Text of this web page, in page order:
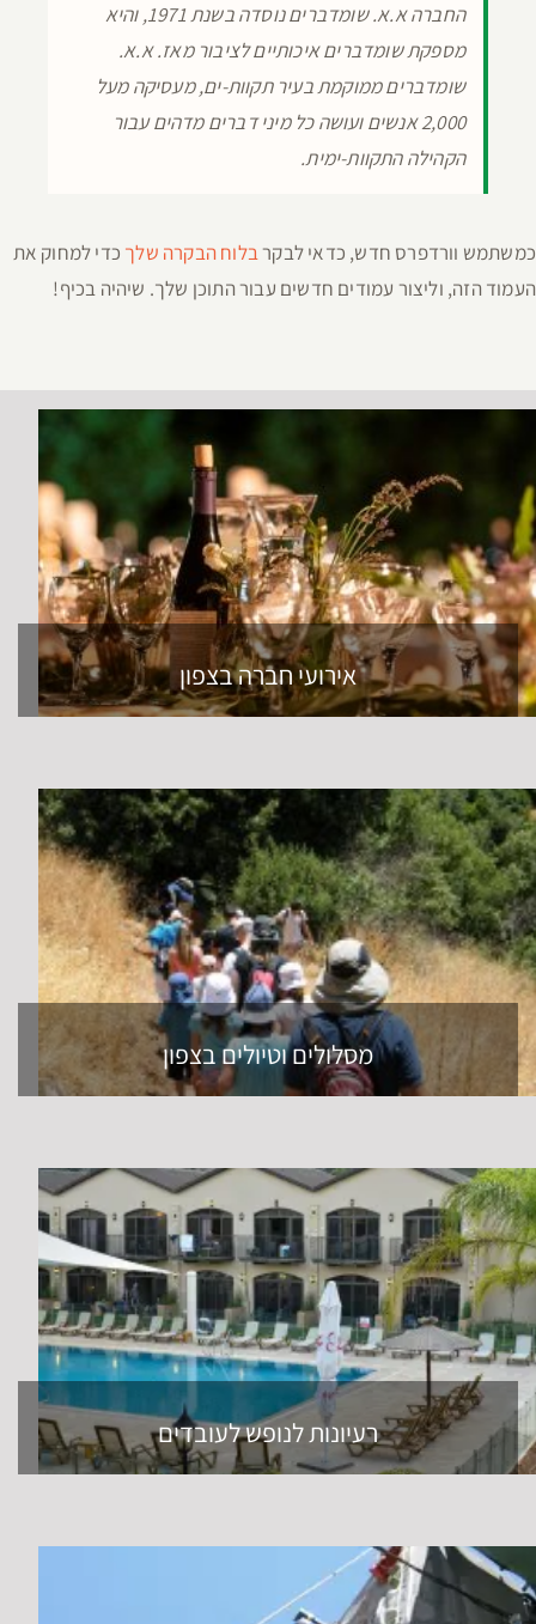
החברה א.א. שומדברים נוסדה בשנת 1971, והיא
מספקת שומדברים איכותיים לציבור מאז. א.א.
שומדברים ממוקמת בעיר תקוות-ים, מעסיקה מעל
2,000 אנשים ועושה כל מיני דברים מדהים עבור
הקהילה התקוות-ימית.
כמשתמש וורדפרס חדש, כדאי לבקרבלוח הבקרה שלך כדי למחוק את
העמוד הזה, וליצור עמודים חדשים עבור התוכן שלך. שיהיה בכיף!
אירועי חברה בצפון
מסלולים וטיולים בצפון
רעיונות לנופש לעובדים